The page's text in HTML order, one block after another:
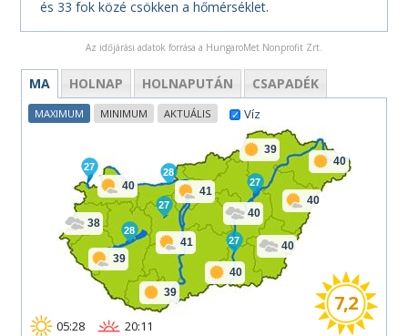
és 33 fok közé csökken a hőmérséklet.
Az időjárási adatok forrása a HungaroMet Nonprofit Zrt.
MA HOLNAP HOLNAPUTÁN CSAPADÉK
40
38
39
41
39
40
40
41
39
40
40
40
27
28
27
28
27
27
05:28 20:11
7,2
Víz
MAXIMUM MINIMUM AKTUÁLIS